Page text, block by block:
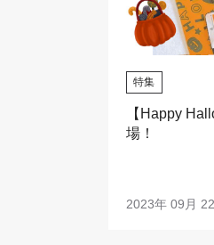
特集
【Happy
場！
2023年 09月